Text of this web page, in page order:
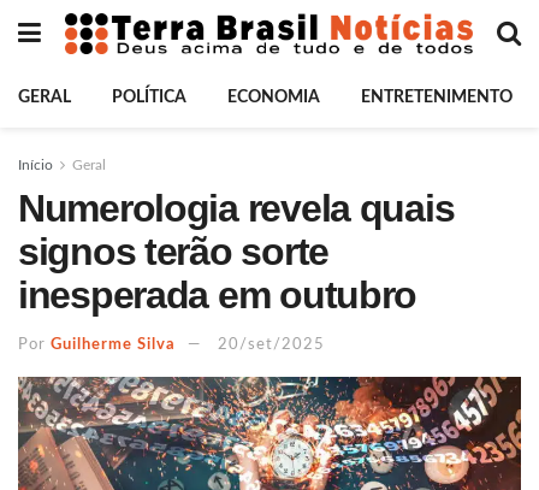
GERAL POLÍTICA ECONOMIA ENTRETENIMENTO
Início Geral
Numerologia revela quais
signos terão sorte
inesperada em outubro
Por Guilherme Silva 20/set/2025